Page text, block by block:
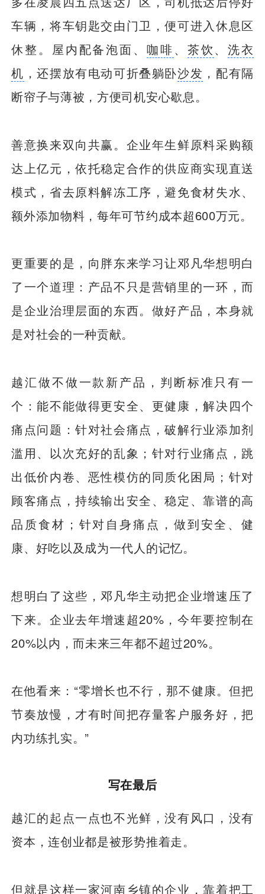
车辆，将车钥匙交由门卫，便可进入休息区
休整。屋内配备泡面、 咖啡、 茶饮、洗衣
机 ，还摆放有电动可折叠躺卧沙发 ，配有隔
断帘子与薄被，方便司机安心歇息。
善意换来双向共赢。企业年生鲜原料采购额
达上亿元，依托稳定合作的供应商实现直送
模式，省去原料解冻工序，避免食材失水、
额外添加物料，每年可节约成本超600万元。
更重要的是，向胖东来学习让邓凡华想明白
了一个道理：产品不只是营销里的一环，而
是企业治理层面的东西。做好产品，本身就
是对社会的一种贡献。
越汇做不做一款新产品，判断标准只有一
个：能不能做得更安全、更健康，解决四个
痛点问题：针对社会痛点，破解行业添加剂
滥用、以次充好的乱象；针对行业痛点，跳
出低价内卷、恶性模仿的同质化困局；针对
顾客痛点，持续输出安全、稳定、靠谱的高
品质食材；针对自身痛点，做到安全、健
康、好吃以及成为一代人的记忆。
想明白了这些，邓凡华主动把企业增速压了
下来。企业去年增速超20%，今年要控制在
20%以内，而未来三年都不超过20%。
在他看来：“零增长也不行，那不健康。但把
节奏放慢，才有时间把存量客户服务好，把
内功练扎实。”
写在最后
越汇的起点一点也不光鲜，没有风口，没有
资本，连创业都是被形势推着走。
但就是这样一家河南乡镇的企业，靠着把工